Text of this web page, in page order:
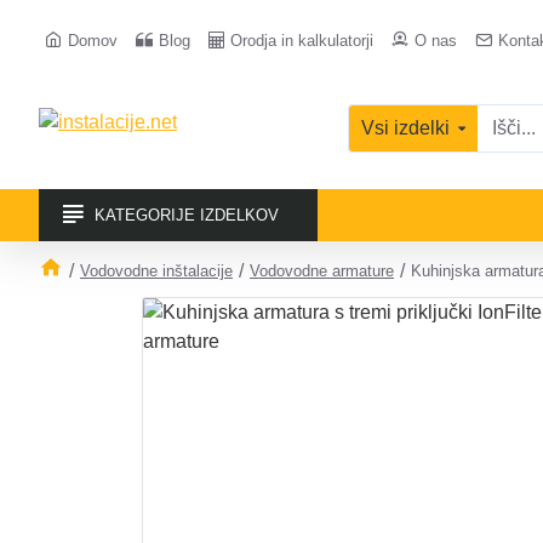
Domov Blog Orodja in kalkulatorji O nas
Vsi izdelki
KATEGORIJE IZDELKOV
Vodovodne inštalacije Vodovodne armature Kuhinjska